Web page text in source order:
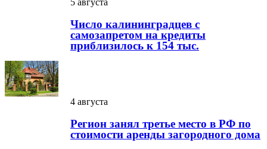
Число калининградцев с
самозапретом на кредиты
приблизилось к 154 тыс.
4 августа
Регион занял третье место в РФ по
стоимости аренды загородного дома